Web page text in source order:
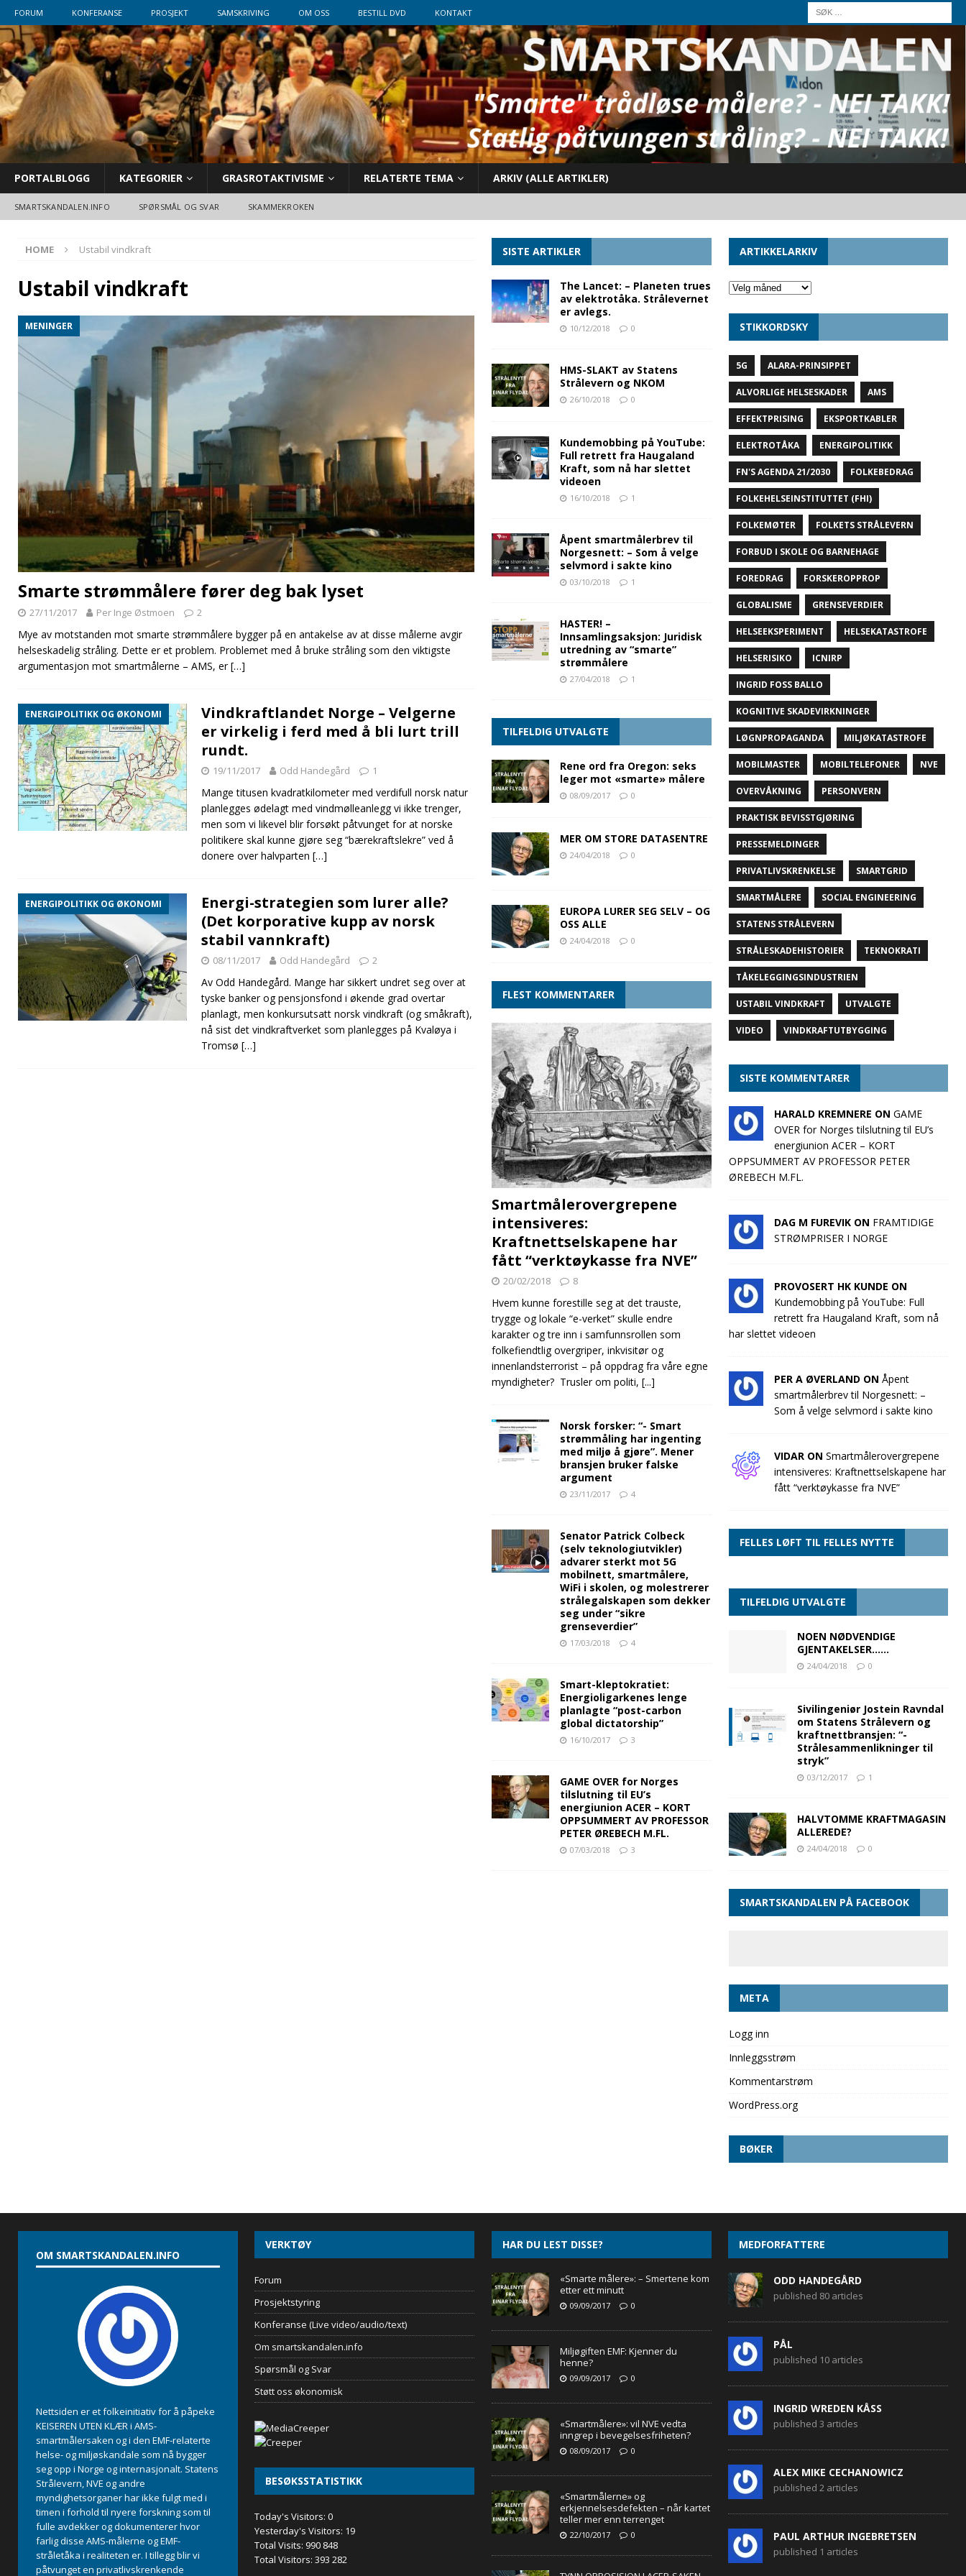
FORUM KONFERANSE PROSJEKT SAMSKRIVING OM OSS BESTILL DVD KONTAKT
PORTALBLOGG KATEGORIER GRASROTAKTIVISME RELATERTE TEMA ARKIV (ALLE ARTIKLER)
SMARTSKANDALEN.INFO SPØRSMÅL OG SVAR SKAMMEKROKEN
HOME Ustabil vindkraft
Ustabil vindkraft
MENINGER
Smarte strømmålere fører deg bak lyset
27/11/2017 Per Inge Østmoen 2
Mye av motstanden mot smarte strømmålere bygger på en antakelse av at disse målerne avgir
helseskadelig stråling. Dette er et problem. Problemet med å bruke stråling som den viktigste
argumentasjon mot smartmålerne – AMS, er[…]
ENERGIPOLITIKK OG ØKONOMI
Vindkraftlandet Norge – Velgerne
er virkelig i ferd med å bli lurt trill
rundt.
19/11/2017 Odd Handegård 1
Mange titusen kvadratkilometer med verdifull norsk natur
planlegges ødelagt med vindmølleanlegg vi ikke trenger,
men som vi likevel blir forsøkt påtvunget for at norske
politikere skal kunne gjøre seg “bærekraftslekre” ved å
donere over halvparten […]
ENERGIPOLITIKK OG ØKONOMI
Energi-strategien som lurer alle?
(Det korporative kupp av norsk
stabil vannkraft)
08/11/2017 Odd Handegård 2
Av Odd Handegård. Mange har sikkert undret seg over at
tyske banker og pensjonsfond i økende grad overtar
planlagt, men konkursutsatt norsk vindkraft (og småkraft),
nå sist det vindkraftverket som planlegges på Kvaløya i
Tromsø […]
SISTE ARTIKLER
The Lancet: – Planeten trues
av elektrotåka. Strålevernet
er avlegs.
10/12/2018 0
HMS-SLAKT av Statens
Strålevern og NKOM
26/10/2018 0
Kundemobbing på YouTube:
Full retrett fra Haugaland
Kraft, som nå har slettet
videoen
16/10/2018 1
Åpent smartmålerbrev til
Norgesnett: – Som å velge
selvmord i sakte kino
03/10/2018 1
HASTER! –
Innsamlingsaksjon: Juridisk
utredning av “smarte”
strømmålere
27/04/2018 1
TILFELDIG UTVALGTE
Rene ord fra Oregon: seks
leger mot «smarte» målere
08/09/2017 0
MER OM STORE DATASENTRE
24/04/2018 0
EUROPA LURER SEG SELV – OG
OSS ALLE
24/04/2018 0
FLEST KOMMENTARER
Smartmålerovergrepene
intensiveres:
Kraftnettselskapene har
fått “verktøykasse fra NVE”
20/02/2018 8
Hvem kunne forestille seg at det trauste,
trygge og lokale “e-verket” skulle endre
karakter og tre inn i samfunnsrollen som
folkefiendtlig overgriper, inkvisitør og
innenlandsterrorist – på oppdrag fra våre egne
myndigheter? Trusler om politi,[...]
Norsk forsker: “- Smart
strømmåling har ingenting
med miljø å gjøre”. Mener
bransjen bruker falske
argument
23/11/2017 4
Senator Patrick Colbeck
(selv teknologiutvikler)
advarer sterkt mot 5G
mobilnett, smartmålere,
WiFi i skolen, og molestrerer
strålegalskapen som dekker
seg under “sikre
grenseverdier”
17/03/2018 4
Smart-kleptokratiet:
Energioligarkenes lenge
planlagte “post-carbon
global dictatorship”
16/10/2017 3
GAME OVER for Norges
tilslutning til EU’s
energiunion ACER – KORT
OPPSUMMERT AV PROFESSOR
PETER ØREBECH M.FL.
07/03/2018 3
ARTIKKELARKIV
STIKKORDSKY
5G ALARA-PRINSIPPET
ALVORLIGE HELSESKADER AMS
EFFEKTPRISING EKSPORTKABLER
ELEKTROTÅKA ENERGIPOLITIKK
FN'S AGENDA 21/2030 FOLKEBEDRAG
FOLKEHELSEINSTITUTTET (FHI)
FOLKEMØTER FOLKETS STRÅLEVERN
FORBUD I SKOLE OG BARNEHAGE
FOREDRAG FORSKEROPPROP
GLOBALISME GRENSEVERDIER
HELSEEKSPERIMENT HELSEKATASTROFE
HELSERISIKO ICNIRP
INGRID FOSS BALLO
KOGNITIVE SKADEVIRKNINGER
LØGNPROPAGANDA MILJØKATASTROFE
MOBILMASTER MOBILTELEFONER NVE
OVERVÅKNING PERSONVERN
PRAKTISK BEVISSTGJØRING
PRESSEMELDINGER
PRIVATLIVSKRENKELSE SMARTGRID
SMARTMÅLERE SOCIAL ENGINEERING
STATENS STRÅLEVERN
STRÅLESKADEHISTORIER TEKNOKRATI
TÅKELEGGINGSINDUSTRIEN
USTABIL VINDKRAFT UTVALGTE
VIDEO VINDKRAFTUTBYGGING
SISTE KOMMENTARER
HARALD KREMNERE ON GAME
OVER for Norges tilslutning til EU’s
energiunion ACER – KORT
OPPSUMMERT AV PROFESSOR PETER
ØREBECH M.FL.
DAG M FUREVIK ON FRAMTIDIGE
STRØMPRISER I NORGE
PROVOSERT HK KUNDE ON
Kundemobbing på YouTube: Full
retrett fra Haugaland Kraft, som nå
har slettet videoen
PER A ØVERLAND ON Åpent
smartmålerbrev til Norgesnett: –
Som å velge selvmord i sakte kino
VIDAR ON Smartmålerovergrepene
intensiveres: Kraftnettselskapene har
fått “verktøykasse fra NVE”
FELLES LØFT TIL FELLES NYTTE
TILFELDIG UTVALGTE
NOEN NØDVENDIGE
GJENTAKELSER……
24/04/2018 0
Sivilingeniør Jostein Ravndal
om Statens Strålevern og
kraftnettbransjen: “-
Strålesammenlikninger til
stryk”
03/12/2017 1
HALVTOMME KRAFTMAGASIN
ALLEREDE?
24/04/2018 0
SMARTSKANDALEN PÅ FACEBOOK
META
Logg inn
Innleggsstrøm
Kommentarstrøm
WordPress.org
BØKER
OM SMARTSKANDALEN.INFO
Nettsiden er et folkeinitiativ for å påpeke
KEISEREN UTEN KLÆR i AMS-
smartmålersaken og i den EMF-relaterte
helse- og miljøskandale som nå bygger
seg opp i Norge og internasjonalt. Statens
Strålevern, NVE og andre
myndighetsorganer har ikke fulgt med i
timen i forhold til nyere forskning som til
fulle avdekker og dokumenterer hvor
farlig disse AMS-målerne og EMF-
stråletåka i realiteten er. I tillegg blir vi
påtvunget en privatlivskrenkende
VERKTØY
Forum
Prosjektstyring
Konferanse (Live video/audio/text)
Om smartskandalen.info
Spørsmål og Svar
Støtt oss økonomisk
BESØKSSTATISTIKK
Today's Visitors:0
Yesterday's Visitors: 19
Total Visits: 990 848
Total Visitors:393 282
HAR DU LEST DISSE?
«Smarte målere»: – Smertene kom
etter ett minutt
09/09/2017 0
Miljøgiften EMF: Kjenner du
henne?
09/09/2017 0
«Smartmålere»: vil NVE vedta
inngrep i bevegelsesfriheten?
08/09/2017 0
«Smartmålerne» og
erkjennelsesdefekten – når kartet
teller mer enn terrenget
22/10/2017 0
MEDFORFATTERE
ODD HANDEGÅRD
published 80 articles
PÅL
published 10 articles
INGRID WREDEN KÅSS
published 3 articles
ALEX MIKE CECHANOWICZ
published 2 articles
PAUL ARTHUR INGEBRETSEN
published 1 articles